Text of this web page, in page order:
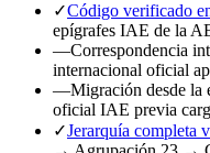
✓Código verificado
epígrafes IAE de la
—Correspondencia
internacional oficial
—Migración desde la
oficial IAE previa
✓Jerarquía completa